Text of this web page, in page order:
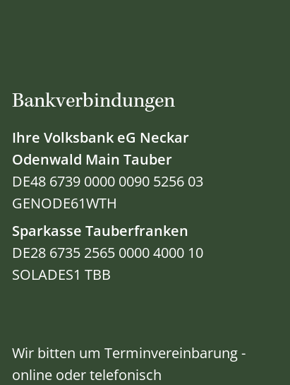
Bankverbindungen
Ihre Volksbank eG Neckar
Odenwald Main Tauber
DE48 6739 0000 0090 5256 03
GENODE61WTH
Sparkasse Tauberfranken
DE28 6735 2565 0000 4000 10
SOLADES1 TBB
Wir bitten um Terminvereinbarung -
online oder telefonisch